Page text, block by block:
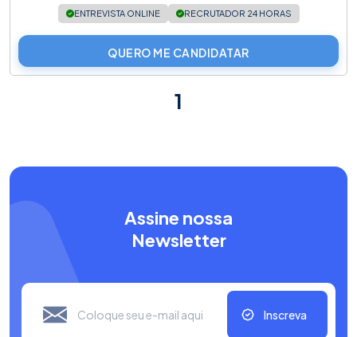
ENTREVISTA ONLINE RECRUTADOR 24 HORAS
QUERO ME CANDIDATAR
1
Assine nossa
Newsletter
Inscreva